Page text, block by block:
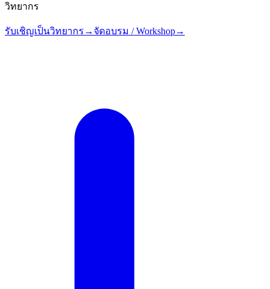
วิทยากร
รับเชิญเป็นวิทยากร → จัดอบรม / Workshop→